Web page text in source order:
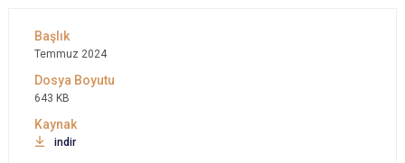
Temmuz 2024
643 KB
indir